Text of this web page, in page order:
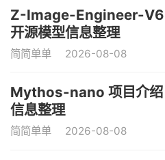
Z-Image-Engineer-V6
开源模型信息整理
简简单单 2026-08-08
Mythos-nano 项目介
信息整理
简简单单 2026-08-08